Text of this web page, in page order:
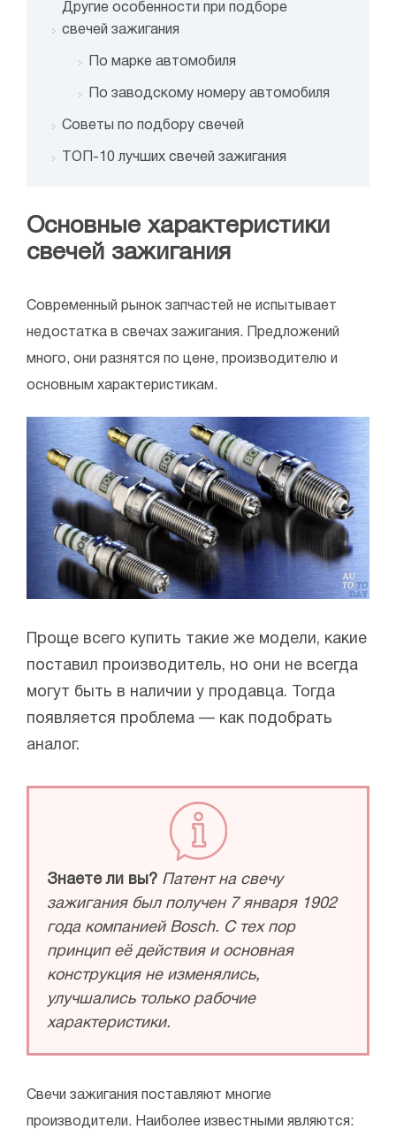
Другие особенности при подборе
свечей зажигания
По марке автомобиля
По заводскому номеру автомобиля
Советы по подбору свечей
ТОП-10 лучших свечей зажигания
Основные характеристики
свечей зажигания
Современный рынок запчастей не испытывает
недостатка в свечах зажигания. Предложений
много, они разнятся по цене, производителю и
основным характеристикам.
Проще всего купить такие же модели, какие
поставил производитель, но они не всегда
могут быть в наличии у продавца. Тогда
появляется проблема — как подобрать
аналог.
Знаете ли вы? Патент на свечу
зажигания был получен 7 января 1902
года компанией Bosch. С тех пор
принцип её действия и основная
конструкция не изменялись,
улучшались только рабочие
характеристики.
Свечи зажигания поставляют многие
производители. Наиболее известными являются: